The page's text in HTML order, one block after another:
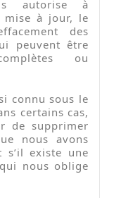
autorise à
mise à jour, le
des
peuvent être
ou
connu sous le
certains cas,
de supprimer
nous avons
s’il existe une
nous oblige